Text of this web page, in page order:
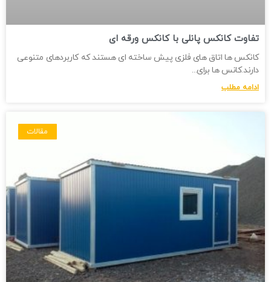
تفاوت کانکس پانلی با کانکس ورقه ای
کانکس ها اتاق های فلزی پیش ساخته ای هستند که کاربردهای متنوعی
دارند.کانس ها برای
ادامه مطلب
مقالات